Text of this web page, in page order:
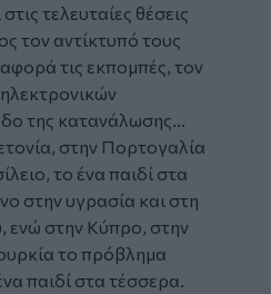
τελευταίες θέσεις
τον αντίκτυπό τους
τις εκπομπές, τον
της κατανάλωσης...
στην Πορτογαλία
το ένα παιδί στα
στην υγρασία και στη
ενώ στην Κύπρο, στην
το πρόβλημα
παιδί στα τέσσερα.